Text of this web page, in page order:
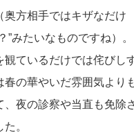
方相手ではキザなだけ
みたいなものですね）。
ているだけでは侘びし
の華やいだ雰囲気より
夜の診察や当直も免除
。